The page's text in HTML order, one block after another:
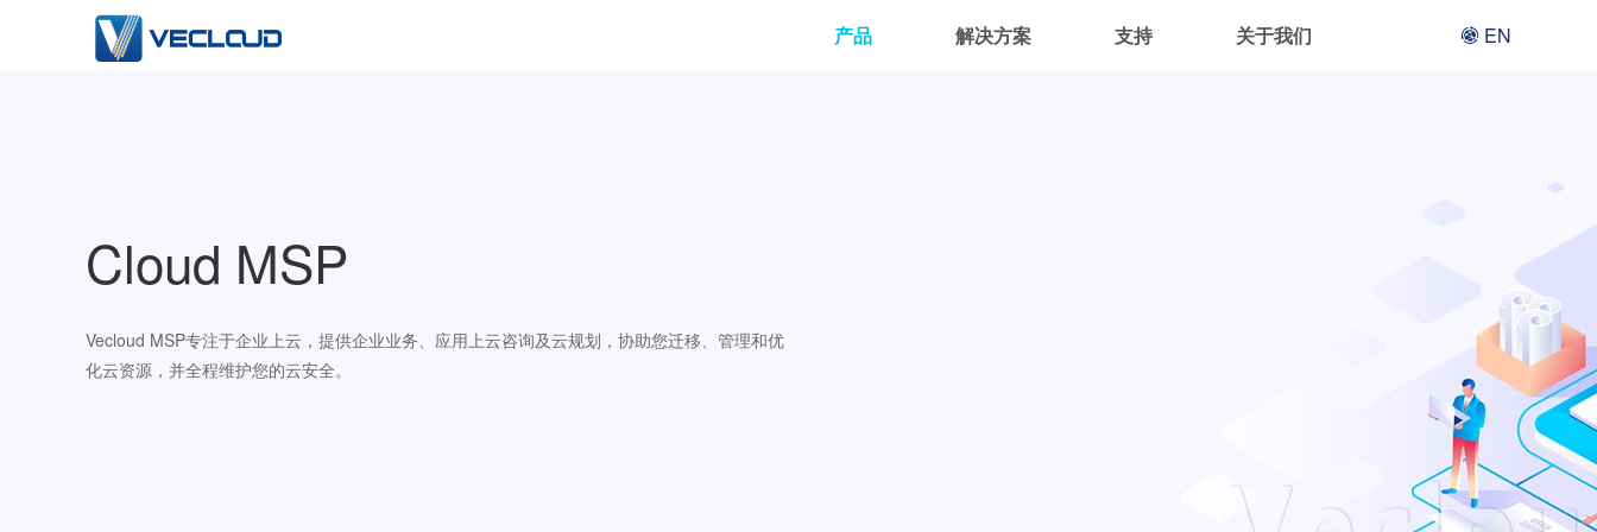
EN
关于我们
支持
解决方案
产品
Cloud MSP
Vecloud MSP专注于企业上云，提供企业业务、应用上云咨询及云规划，协助您迁移、管理和优
化云资源，并全程维护您的云安全。